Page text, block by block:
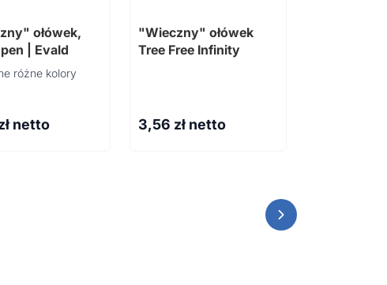
ołówek,
| Evald
różne kolory
netto
"Wieczny" ołówek
Tree Free Infinity
3,56 zł netto